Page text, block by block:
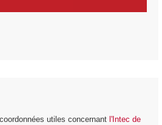
utiles concernant l'Intec de